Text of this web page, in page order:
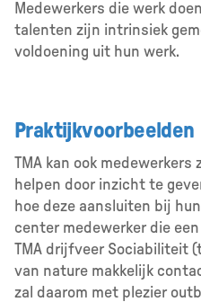
Medewerkers die werk
talenten zijn intrinsiek
voldoening uit hun werk.
Praktijkvoorbeelden
TMA kan ook
helpen door inzicht te
hoe deze aansluiten bij
center medewerker die
TMA drijfveer Sociabiliteit
van nature makkelijk
zal daarom met plezier